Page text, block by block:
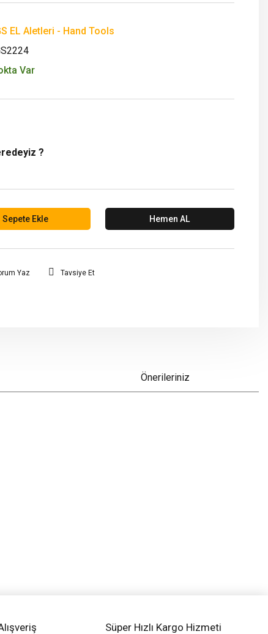
EL Aletleri - Hand Tools
Var
?
Sepete Ekle Hemen AL
Yaz Tavsiye Et
Önerileriniz
Süper Hızlı Kargo Hizmeti